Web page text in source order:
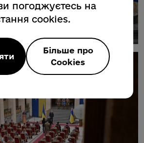
погоджуєтесь на
cookies.
Більше про
Cookies